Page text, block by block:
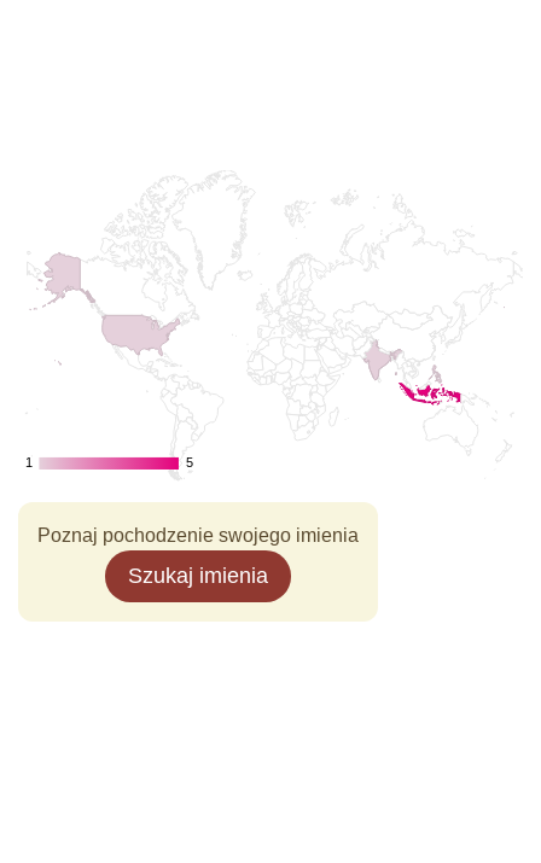
11 5
5
Poznaj pochodzenie swojego imienia
Szukaj imienia